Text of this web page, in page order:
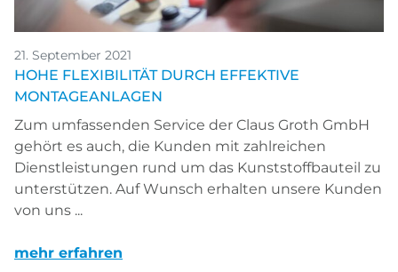
21. September 2021
HOHE FLEXIBILITÄT DURCH EFFEKTIVE
MONTAGEANLAGEN
Zum umfassenden Service der Claus Groth GmbH
gehört es auch, die Kunden mit zahlreichen
Dienstleistungen rund um das Kunststoffbauteil zu
unterstützen. Auf Wunsch erhalten unsere Kunden
von uns ...
mehr erfahren